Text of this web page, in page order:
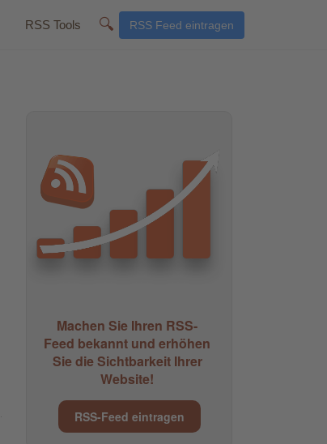
RSS Tools 🔍 RSS Feed eintragen
Machen Sie Ihren RSS-
Feed bekannt und erhöhen
Sie die Sichtbarkeit Ihrer
Website!
RSS-Feed eintragen